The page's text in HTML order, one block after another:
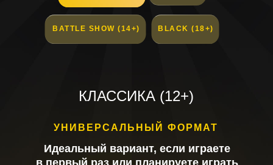
BATTLE SHOW (14+) BLACK (18+)
КЛАССИКА (12+)
УНИВЕРСАЛЬНЫЙ ФОРМАТ
Идеальный вариант, если играете
в первый раз или планируете играть